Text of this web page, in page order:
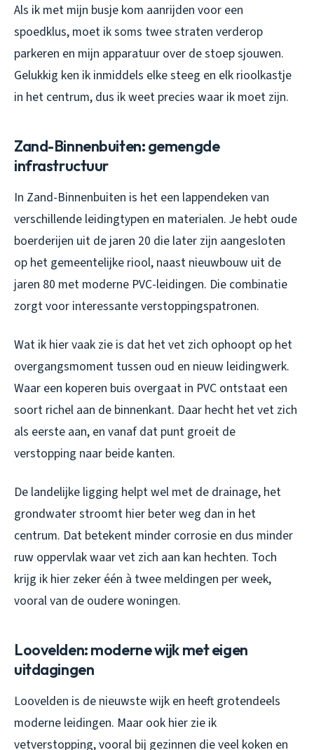
Als ik met mijn busje kom aanrijden voor een
spoedklus, moet ik soms twee straten verderop
parkeren en mijn apparatuur over de stoep sjouwen.
Gelukkig ken ik inmiddels elke steeg en elk rioolkastje
in het centrum, dus ik weet precies waar ik moet zijn.
Zand-Binnenbuiten: gemengde
infrastructuur
In Zand-Binnenbuiten is het een lappendeken van
verschillende leidingtypen en materialen. Je hebt oude
boerderijen uit de jaren 20 die later zijn aangesloten
op het gemeentelijke riool, naast nieuwbouw uit de
jaren 80 met moderne PVC-leidingen. Die combinatie
zorgt voor interessante verstoppingspatronen.
Wat ik hier vaak zie is dat het vet zich ophoopt op het
overgangsmoment tussen oud en nieuw leidingwerk.
Waar een koperen buis overgaat in PVC ontstaat een
soort richel aan de binnenkant. Daar hecht het vet zich
als eerste aan, en vanaf dat punt groeit de
verstopping naar beide kanten.
De landelijke ligging helpt wel met de drainage, het
grondwater stroomt hier beter weg dan in het
centrum. Dat betekent minder corrosie en dus minder
ruw oppervlak waar vet zich aan kan hechten. Toch
krijg ik hier zeker één à twee meldingen per week,
vooral van de oudere woningen.
Loovelden: moderne wijk met eigen
uitdagingen
Loovelden is de nieuwste wijk en heeft grotendeels
moderne leidingen. Maar ook hier zie ik
vetverstopping, vooral bij gezinnen die veel koken en